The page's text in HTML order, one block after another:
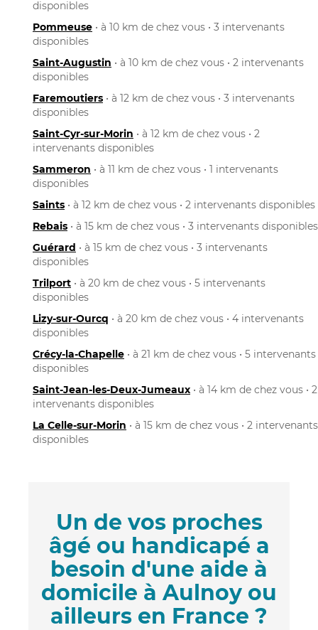
disponibles
Pommeuse • à 10 km de chez vous • 3 intervenants
disponibles
Saint-Augustin • à 10 km de chez vous • 2 intervenants
disponibles
Faremoutiers • à 12 km de chez vous • 3 intervenants
disponibles
Saint-Cyr-sur-Morin • à 12 km de chez vous • 2
intervenants disponibles
Sammeron • à 11 km de chez vous • 1 intervenants
disponibles
Saints • à 12 km de chez vous • 2 intervenants disponibles
Rebais • à 15 km de chez vous • 3 intervenants disponibles
Guérard • à 15 km de chez vous • 3 intervenants
disponibles
Trilport • à 20 km de chez vous • 5 intervenants
disponibles
Lizy-sur-Ourcq • à 20 km de chez vous • 4 intervenants
disponibles
Crécy-la-Chapelle • à 21 km de chez vous • 5 intervenants
disponibles
Saint-Jean-les-Deux-Jumeaux • à 14 km de chez vous • 2
intervenants disponibles
La Celle-sur-Morin • à 15 km de chez vous • 2 intervenants
disponibles
Un de vos proches
âgé ou handicapé a
besoin d'une aide à
domicile à Aulnoy ou
ailleurs en France ?